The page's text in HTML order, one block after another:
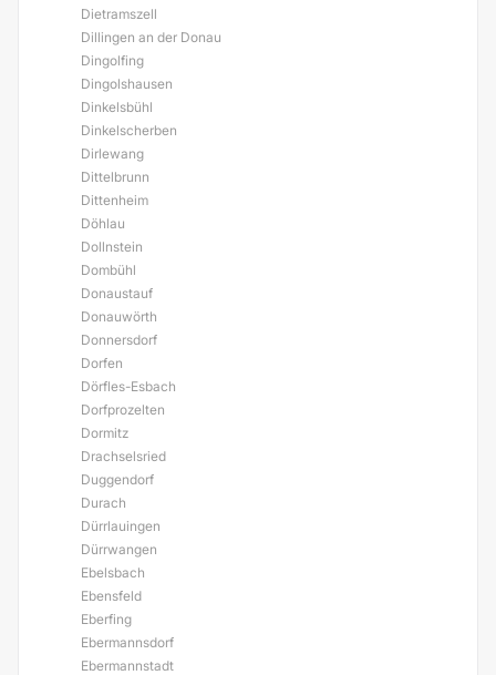
Dietramszell
Dillingen an der Donau
Dingolfing
Dingolshausen
Dinkelsbühl
Dinkelscherben
Dirlewang
Dittelbrunn
Dittenheim
Döhlau
Dollnstein
Dombühl
Donaustauf
Donauwörth
Donnersdorf
Dorfen
Dörfles-Esbach
Dorfprozelten
Dormitz
Drachselsried
Duggendorf
Durach
Dürrlauingen
Dürrwangen
Ebelsbach
Ebensfeld
Eberfing
Ebermannsdorf
Ebermannstadt